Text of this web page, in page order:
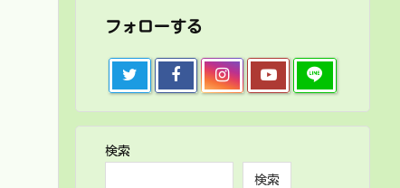
フォローする
検索
検索